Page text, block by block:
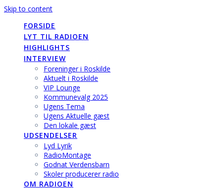
Skip to content
FORSIDE
LYT TIL RADIOEN
HIGHLIGHTS
INTERVIEW
Foreninger i Roskilde
Aktuelt i Roskilde
VIP Lounge
Kommunevalg 2025
Ugens Tema
Ugens Aktuelle gæst
Den lokale gæst
UDSENDELSER
Lyd Lyrik
RadioMontage
Godnat Verdensbarn
Skoler producerer radio
OM RADIOEN